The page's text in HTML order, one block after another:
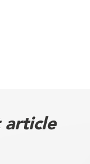
article